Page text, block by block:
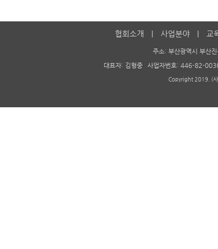
협회소개 사업분야 교
주소: 부산광역시 부산
대표자: 김형중
사업자번호: 446-82-
Copyright 2019. (사